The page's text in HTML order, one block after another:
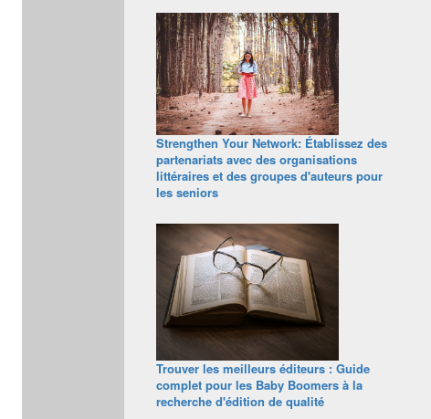
Strengthen Your Network: Établissez des
partenariats avec des organisations
littéraires et des groupes d'auteurs pour
les seniors
Trouver les meilleurs éditeurs : Guide
complet pour les Baby Boomers à la
recherche d'édition de qualité